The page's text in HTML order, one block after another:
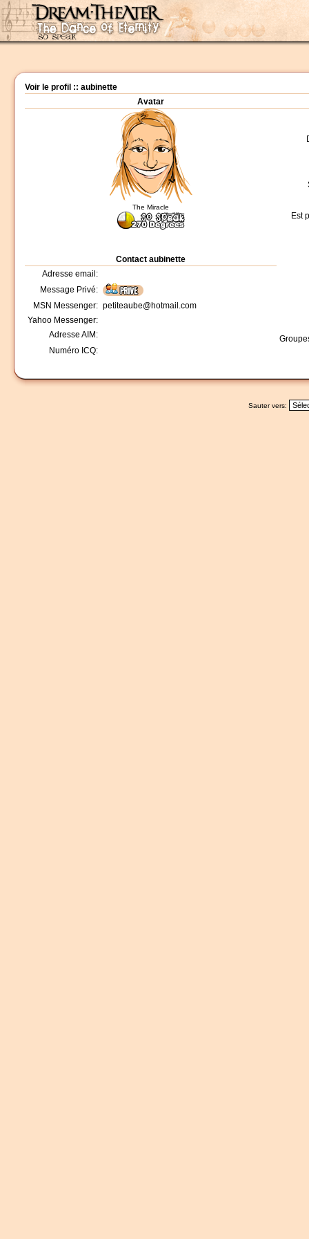
Voir le profil :: aubinette
Avatar
The Miracle
Est
Contact aubinette
Adresse email:
Message Privé:
MSN Messenger: petiteaube@hotmail.com
Yahoo Messenger:
Adresse AIM:
Numéro ICQ:
Sauter vers: